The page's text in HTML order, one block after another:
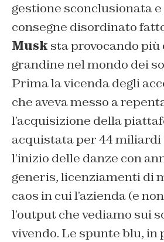
gestione sconclusionata
consegne disordinato
Musk sta provocando
grandine nel mondo dei
Prima la vicenda degli
che aveva messo a
l’acquisizione della
acquistata per 44
l’inizio delle danze con
generis, licenziamenti di
caos in cui l’azienda (e
l’output che vediamo sui
vivendo. Le spunte blu, in